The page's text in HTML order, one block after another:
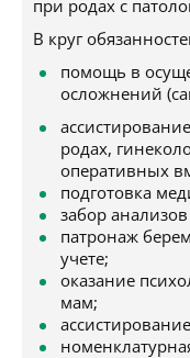
при родах с
В круг
помощь в
осложнений
родах,
оперативных
подготовка
забор
патронаж
учете;
оказание
мам;